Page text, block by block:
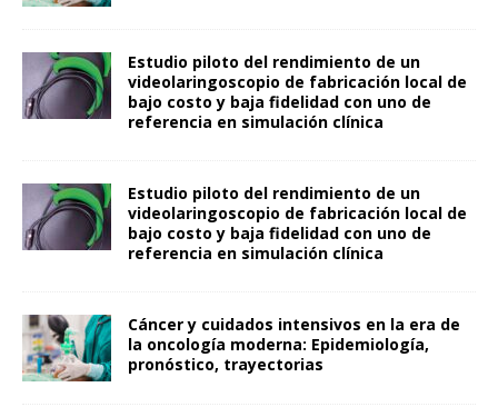
Estudio piloto del rendimiento de un
videolaringoscopio de fabricación local de
bajo costo y baja fidelidad con uno de
referencia en simulación clínica
Estudio piloto del rendimiento de un
videolaringoscopio de fabricación local de
bajo costo y baja fidelidad con uno de
referencia en simulación clínica
Cáncer y cuidados intensivos en la era de
la oncología moderna: Epidemiología,
pronóstico, trayectorias